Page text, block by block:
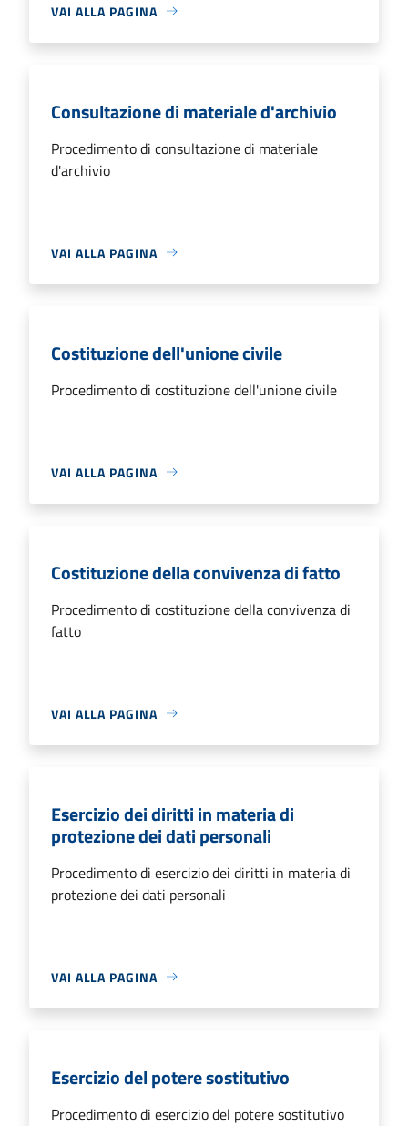
VAI ALLA PAGINA
Consultazione di materiale d'archivio
Procedimento di consultazione di materiale
d'archivio
VAI ALLA PAGINA
Costituzione dell'unione civile
Procedimento di costituzione dell'unione civile
VAI ALLA PAGINA
Costituzione della convivenza di fatto
Procedimento di costituzione della convivenza di
fatto
VAI ALLA PAGINA
Esercizio dei diritti in materia di
protezione dei dati personali
Procedimento di esercizio dei diritti in materia di
protezione dei dati personali
VAI ALLA PAGINA
Esercizio del potere sostitutivo
Procedimento di esercizio del potere sostitutivo